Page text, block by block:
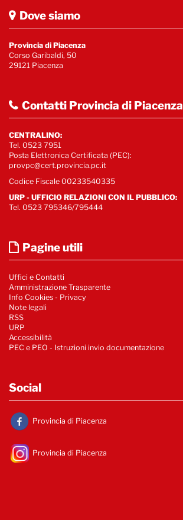
Dove siamo
Provincia di Piacenza
Corso Garibaldi, 50
29121 Piacenza
Contatti Provincia di Piacenza
CENTRALINO:
Tel. 0523 7951
Posta Elettronica Certificata (PEC):
provpc@cert.provincia.pc.it
Codice Fiscale 00233540335
URP - UFFICIO RELAZIONI CON IL PUBBLICO:
Tel. 0523 795346/795444
Pagine utili
Uffici e Contatti
Amministrazione Trasparente
Info Cookies - Privacy
Note legali
RSS
URP
Accessibilità
PEC e PEO - Istruzioni invio documentazione
Social
Provincia di Piacenza
Provincia di Piacenza